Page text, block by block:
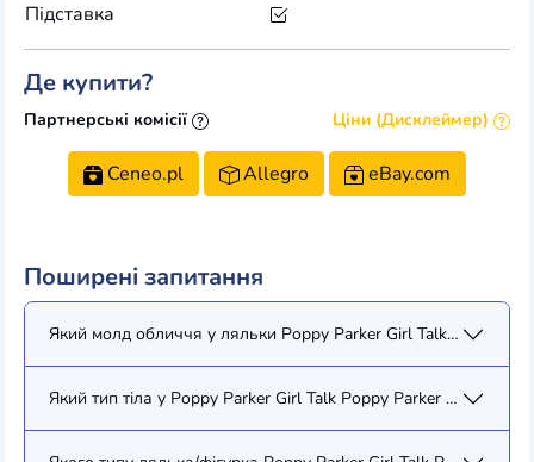
Підставка
Де купити?
Партнерські комісії Ціни (Дисклеймер)
Ceneo.pl Allegro eBay.com
Поширені запитання
Який молд обличчя у ляльки Poppy Parker Girl Talk Poppy
Який тип тіла у Poppy Parker Girl Talk Poppy Parker (Sold with